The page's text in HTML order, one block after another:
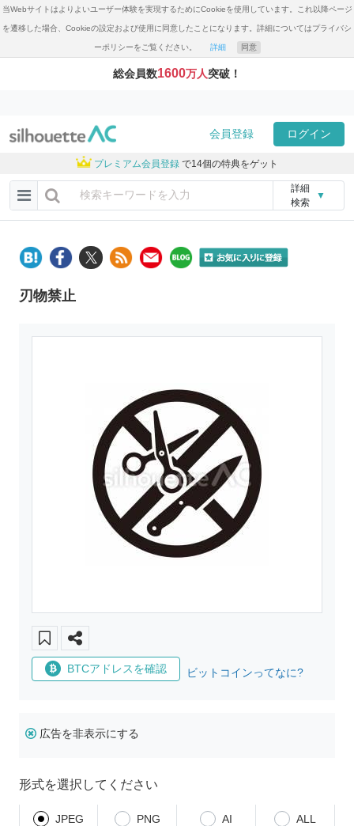
当Webサイトはよりよいユーザー体験を実現するためにCookieを使用しています。これ以降ページ
を遷移した場合、Cookieの設定および使用に同意したことになります。詳細についてはプライバシ
ーポリシーをご覧ください。 詳細 同意
総会員数1600万人突破！
会員登録 ログイン
プレミアム会員登録 で14個の特典をゲット
詳細
検索
▼
刃物禁止
BTCアドレスを確認 ビットコインってなに?
広告を非表示にする
形式を選択してください
JPEG PNG AI ALL